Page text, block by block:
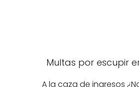
Multas por escupir
A la caza de ingresos